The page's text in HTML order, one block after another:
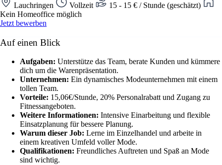
Lauchringen Vollzeit
15 - 15 € / Stunde (geschätzt)
Kein Homeoffice möglich
Jetzt bewerben
Auf einen Blick
Aufgaben: Unterstütze das Team, berate Kunden und kümmere
dich um die Warenpräsentation.
Unternehmen: Ein dynamisches Modeunternehmen mit einem
tollen Team.
Vorteile: 15,06€/Stunde, 20% Personalrabatt und Zugang zu
Fitnessangeboten.
Weitere Informationen: Intensive Einarbeitung und flexible
Einsatzplanung für bessere Planung.
Warum dieser Job: Lerne im Einzelhandel und arbeite in
einem kreativen Umfeld voller Mode.
Qualifikationen: Freundliches Auftreten und Spaß an Mode
sind wichtig.